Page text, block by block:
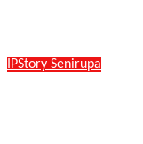
IPStory Senirupa